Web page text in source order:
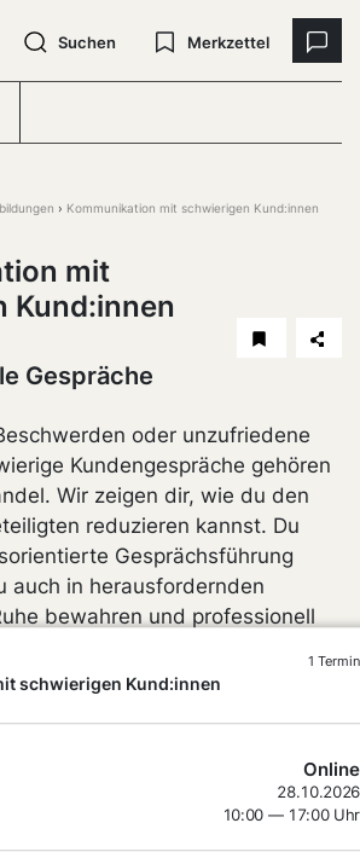
Suchen Merkzettel
schwierigen Kund:innen
1 Termin
Online
28.10.2026
10:00 — 17:00 Uhr
Kommunikation mit schwierigen Kund:innen
mit
Kund:innen
Gespräche
oder unzufriedene
Kundengespräche gehören
Wir zeigen dir, wie du den
reduzieren kannst. Du
Gesprächsführung
auch in herausfordernden
bewahren und professionell
zu entschärfen, Vertrauen